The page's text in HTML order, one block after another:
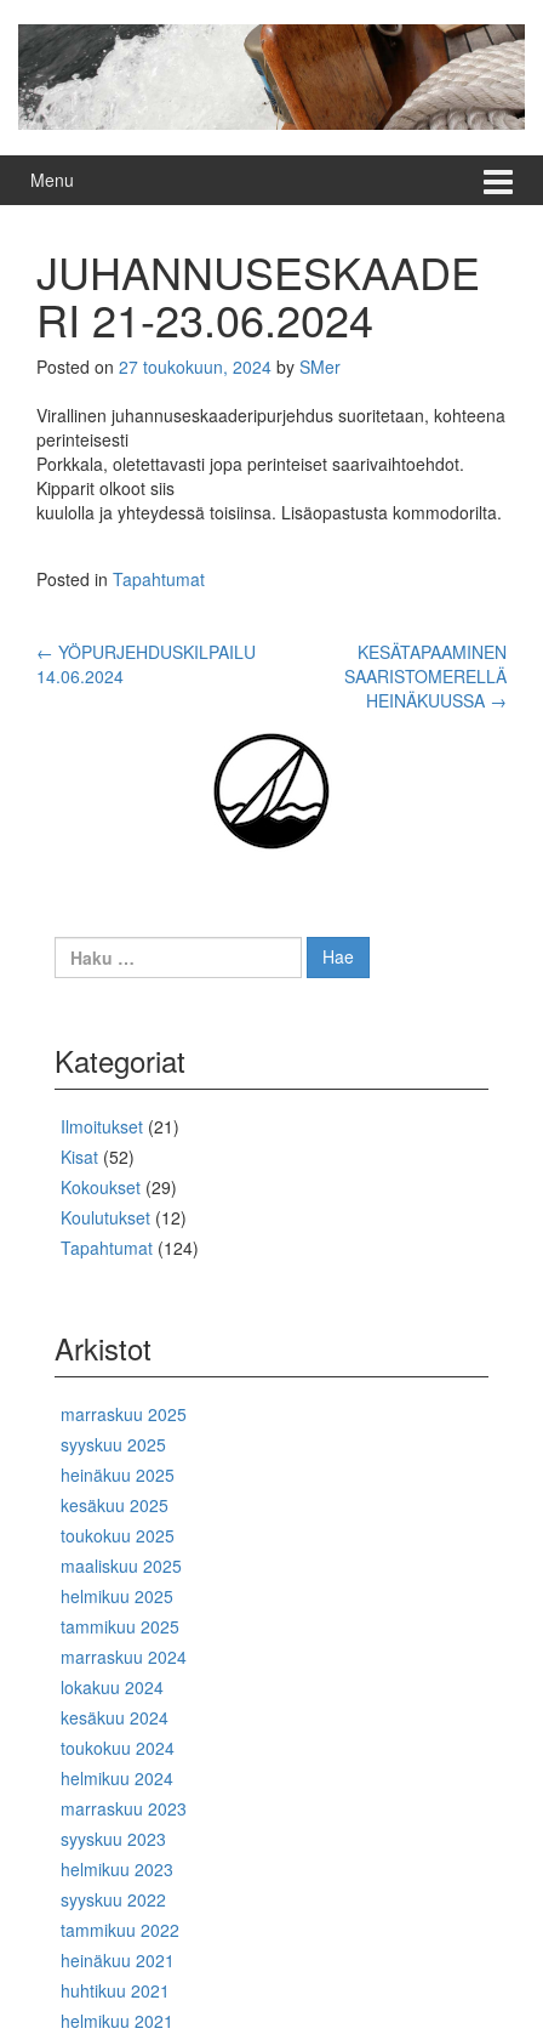
content
main
menu
Menu
JUHANNUSESKAADE
RI 21-23.06.2024
Posted on 27 toukokuun, 2024 by SMer
Virallinen juhannuseskaaderipurjehdus suoritetaan, kohteena
perinteisesti
Porkkala, oletettavasti jopa perinteiset saarivaihtoehdot.
Kipparit olkoot siis
kuulolla ja yhteydessä toisiinsa. Lisäopastusta kommodorilta.
Posted in Tapahtumat
Post
← YÖPURJEHDUSKILPAILU
14.06.2024
KESÄTAPAAMINEN
SAARISTOMERELLÄ
HEINÄKUUSSA →
Haku:
Kategoriat
Ilmoitukset (21)
Kisat (52)
Kokoukset (29)
Koulutukset (12)
Tapahtumat (124)
Arkistot
marraskuu 2025
syyskuu 2025
heinäkuu 2025
kesäkuu 2025
toukokuu 2025
maaliskuu 2025
helmikuu 2025
tammikuu 2025
marraskuu 2024
lokakuu 2024
kesäkuu 2024
toukokuu 2024
helmikuu 2024
marraskuu 2023
syyskuu 2023
helmikuu 2023
syyskuu 2022
tammikuu 2022
heinäkuu 2021
huhtikuu 2021
helmikuu 2021